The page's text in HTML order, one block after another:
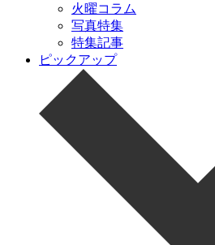
火曜コラム
写真特集
特集記事
ピックアップ